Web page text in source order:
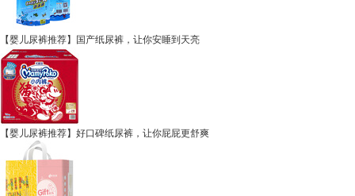
【婴儿尿裤推荐】国产纸尿裤，让你安睡到天亮
【婴儿尿裤推荐】好口碑纸尿裤，让你屁屁更舒爽